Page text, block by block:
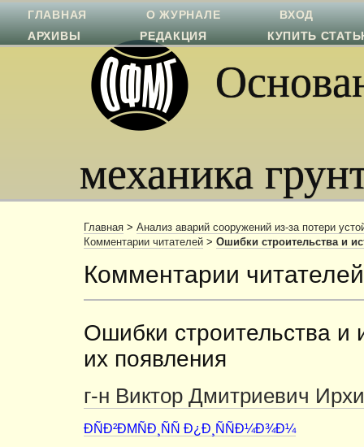
механика
ГЛАВНАЯ О ЖУРНАЛЕ
ВХОД
АРХИВЫ
РЕДАКЦИЯ КУПИТЬ
Главная > Анализ аварий сооружений из-за потери
Комментарии читателей > Ошибки строительства и
Комментарии читателей
Ошибки строительства и
их появления
г-н Виктор Дмитриевич
ÐÑÐ²ÐΜÑÐ¸ÑÑ Ð¿Ð¸ÑÑÐ¼Ð¾Ð¼